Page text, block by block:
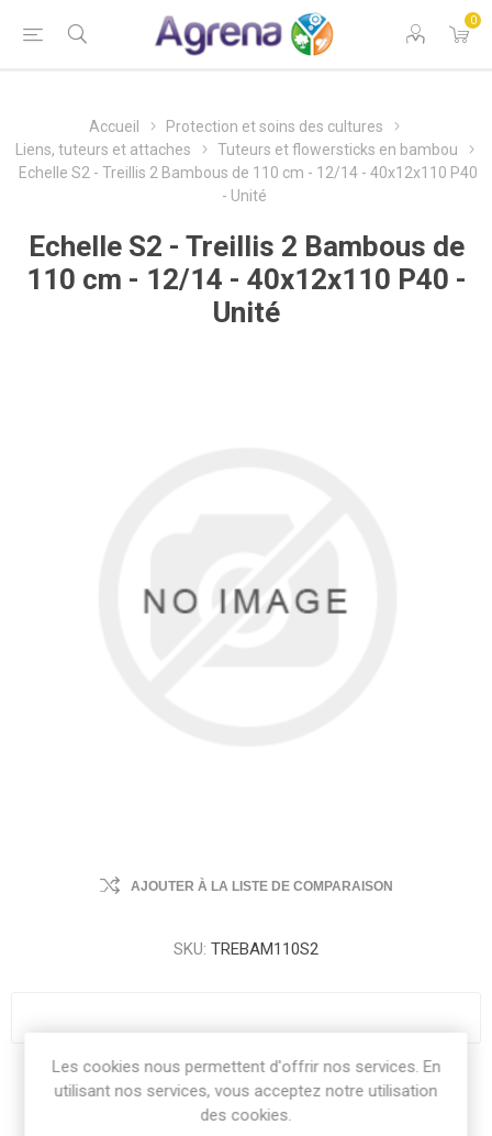
0
Accueil
Protection et soins des cultures
Liens, tuteurs et attaches
Tuteurs et flowersticks en bambou
Echelle S2 - Treillis 2 Bambous de 110 cm - 12/14 - 40x12x110 P40
- Unité
Echelle S2 - Treillis 2 Bambous de
110 cm - 12/14 - 40x12x110 P40 -
Unité
AJOUTER À LA LISTE DE COMPARAISON
SKU: TREBAM110S2
Share:
Les cookies nous permettent d'offrir nos services. En
utilisant nos services, vous acceptez notre utilisation
des cookies.